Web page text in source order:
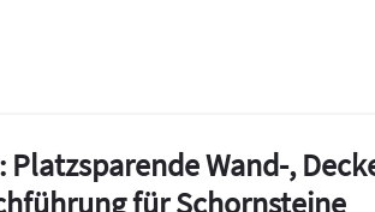
Platzsparende Wand-,
für Schornsteine